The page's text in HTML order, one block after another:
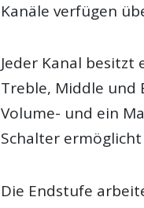
Kanäle verfügen
Jeder Kanal
Treble, Middle und
Volume- und ein
Schalter
Die Endstufe